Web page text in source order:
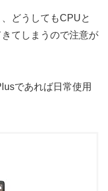
どうしてもCPUと
てしまうので注意が
であれば日常使用